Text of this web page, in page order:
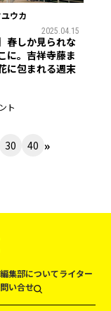
ウカ
2025.04.15
春しか見られな
に。吉祥寺藤ま
に包まれる週末
ト
30 40 »
編集部についてライター
い合せ